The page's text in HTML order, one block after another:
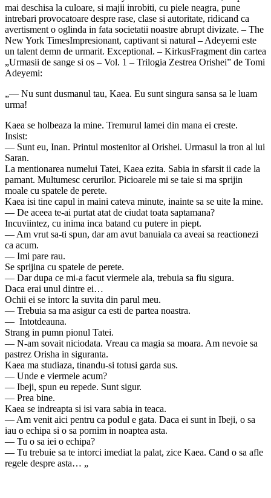
mai deschisa la culoare, si majii inrobiti, cu piele neagra, pune
intrebari provocatoare despre rase, clase si autoritate, ridicand ca
avertisment o oglinda in fata societatii noastre abrupt divizate. – The
New York TimesImpresionant, captivant si natural – Adeyemi este
un talent demn de urmarit. Exceptional. – KirkusFragment din cartea
„Urmasii de sange si os – Vol. 1 – Trilogia Zestrea Orishei” de Tomi
Adeyemi:
„— Nu sunt dusmanul tau, Kaea. Eu sunt singura sansa sa le luam
urma!
Kaea se holbeaza la mine. Tremurul lamei din mana ei creste.
Insist:
— Sunt eu, Inan. Printul mostenitor al Orishei. Urmasul la tron al lui
Saran.
La mentionarea numelui Tatei, Kaea ezita. Sabia in sfarsit ii cade la
pamant. Multumesc cerurilor. Picioarele mi se taie si ma sprijin
moale cu spatele de perete.
Kaea isi tine capul in maini cateva minute, inainte sa se uite la mine.
— De aceea te-ai purtat atat de ciudat toata saptamana?
Incuviintez, cu inima inca batand cu putere in piept.
— Am vrut sa-ti spun, dar am avut banuiala ca aveai sa reactionezi
ca acum.
— Imi pare rau.
Se sprijina cu spatele de perete.
— Dar dupa ce mi-a facut viermele ala, trebuia sa fiu sigura.
Daca erai unul dintre ei…
Ochii ei se intorc la suvita din parul meu.
— Trebuia sa ma asigur ca esti de partea noastra.
— Intotdeauna.
Strang in pumn pionul Tatei.
— N-am sovait niciodata. Vreau ca magia sa moara. Am nevoie sa
pastrez Orisha in siguranta.
Kaea ma studiaza, tinandu-si totusi garda sus.
— Unde e viermele acum?
— Ibeji, spun eu repede. Sunt sigur.
— Prea bine.
Kaea se indreapta si isi vara sabia in teaca.
— Am venit aici pentru ca podul e gata. Daca ei sunt in Ibeji, o sa
iau o echipa si o sa pornim in noaptea asta.
— Tu o sa iei o echipa?
— Tu trebuie sa te intorci imediat la palat, zice Kaea. Cand o sa afle
regele despre asta… „